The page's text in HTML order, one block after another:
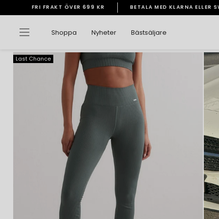
vidare
innehåll
Pausa
bildspelet
FRI FRAKT ÖVER 699 KR BETALA MED KLARNA ELLER
Sidnavigering
Shoppa Nyheter Bästsäljare
Last Chance